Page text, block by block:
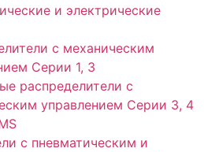
и электрические
с механическим
Серии 1, 3
распределители с
управлением Серии 3, 4
с пневматическим и